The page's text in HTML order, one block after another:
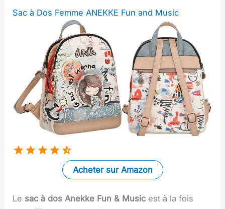
Sac à Dos Femme ANEKKE Fun and Music
Acheter sur Amazon
Le sac à dos Anekke Fun & Music est à la fois